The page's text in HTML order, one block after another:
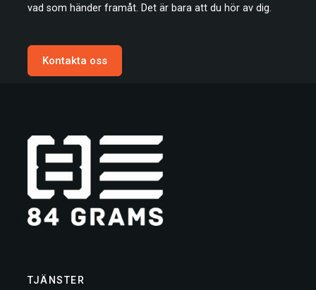
vad som händer framåt. Det är bara att du hör av dig.
Kontakta oss
TJÄNSTER